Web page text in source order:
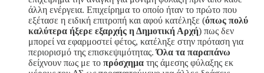
άλλη ενέργεια. Επιχείρημα το οποίο ήταν το πρώτο που
εξέτασε η ειδική επιτροπή και αφού κατέληξε (όπως πολύ
καλύτερα ήξερε εξαρχής η Δημοτική Αρχή) πως δεν
μπορεί να εφαρμοστεί φέτος, κατέληξε στην πρόταση για
περιορισμό της επισκεψιμότητας.Όλα τα παραπάνω
δείχνουν πως με το πρόσχημα της άμεσης φύλαξης εκ